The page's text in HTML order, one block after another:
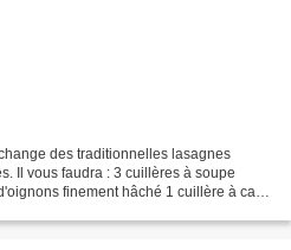
des traditionnelles lasagnes
Il vous faudra : 3 cuillères à soupe
finement hâché 1 cuillère à café